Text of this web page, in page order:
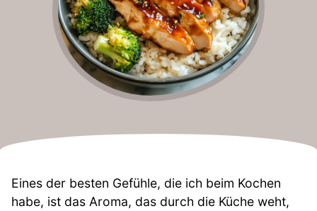
Eines der besten Gefühle, die ich beim Kochen
habe, ist das Aroma, das durch die Küche weht,